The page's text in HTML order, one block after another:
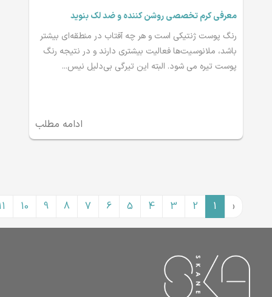
معرفی کرم تخصصی روشن کننده و ضد لک بنوید
رنگ پوست ژنتیکی است و هر چه آفتاب در منطقه‌ای بیشتر
باشد، ملانوسیت‌ها فعالیت بیشتری دارند و در نتیجه رنگ
پوست تیره می شود. البته این تیرگی بی‌دلیل نیس...
ادامه مطلب
‹
1
2
3
4
5
6
7
8
9
10